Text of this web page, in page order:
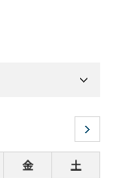
金
土